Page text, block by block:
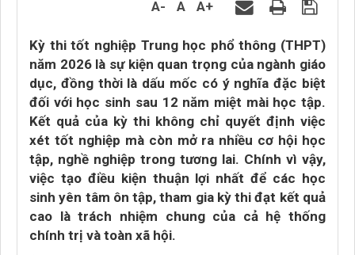
A- A A+
Kỳ thi tốt nghiệp Trung học phổ thông (THPT)
năm 2026 là sự kiện quan trọng của ngành giáo
dục, đồng thời là dấu mốc có ý nghĩa đặc biệt
đối với học sinh sau 12 năm miệt mài học tập.
Kết quả của kỳ thi không chỉ quyết định việc
xét tốt nghiệp mà còn mở ra nhiều cơ hội học
tập, nghề nghiệp trong tương lai. Chính vì vậy,
việc tạo điều kiện thuận lợi nhất để các học
sinh yên tâm ôn tập, tham gia kỳ thi đạt kết quả
cao là trách nhiệm chung của cả hệ thống
chính trị và toàn xã hội.